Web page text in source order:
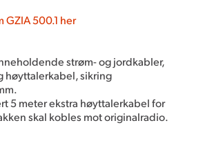
GZIA 500.1 her
strøm- og jordkabler,
høyttalerkabel, sikring
5 meter ekstra høyttalerkabel for
skal kobles mot originalradio.